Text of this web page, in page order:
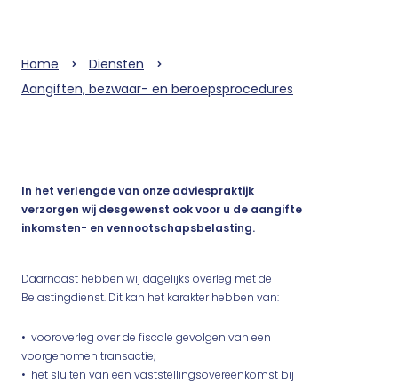
Home
Diensten
Aangiften, bezwaar- en beroepsprocedures
In het verlengde van onze adviespraktijk
verzorgen wij desgewenst ook voor u de aangifte
inkomsten- en vennootschapsbelasting.
Daarnaast hebben wij dagelijks overleg met de
Belastingdienst. Dit kan het karakter hebben van:
• vooroverleg over de fiscale gevolgen van een
voorgenomen transactie;
• het sluiten van een vaststellingsovereenkomst bij